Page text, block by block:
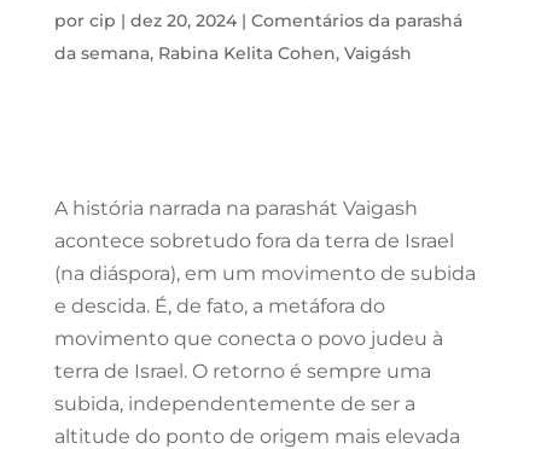
por cip | dez 20, 2024| Comentários da parashá
da semana, Rabina Kelita Cohen, Vaigásh
A história narrada na parashát Vaigash
acontece sobretudo fora da terra de Israel
(na diáspora), em um movimento de subida
e descida. É, de fato, a metáfora do
movimento que conecta o povo judeu à
terra de Israel. O retorno é sempre uma
subida, independentemente de ser a
altitude do ponto de origem mais elevada